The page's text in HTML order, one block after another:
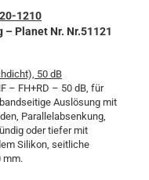
1210
– Planet Nr. Nr.51121
50 dB
– FH+RD – 50 dB, für
Auslösung mit
Parallelabsenkung,
oder tiefer mit
Silikon, seitliche
mm.